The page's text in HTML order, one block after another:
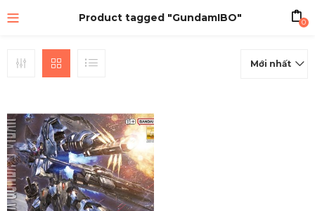
Product tagged "GundamIBO" 0
Mới nhất